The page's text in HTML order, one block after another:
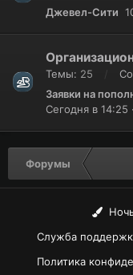
Джевел-Сити
Темы 25
Заявки на
Сегодня в 14:25
Форумы
Служба
Политика